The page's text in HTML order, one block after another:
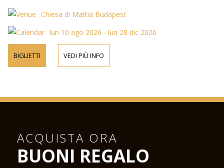
Chiesa di Mattia Budapest
lun 10 ago 2026 - lun 28 dic 2026
BIGLIETTI VEDI PIÙ INFO
ACQUISTA ORA
BUONI REGALO